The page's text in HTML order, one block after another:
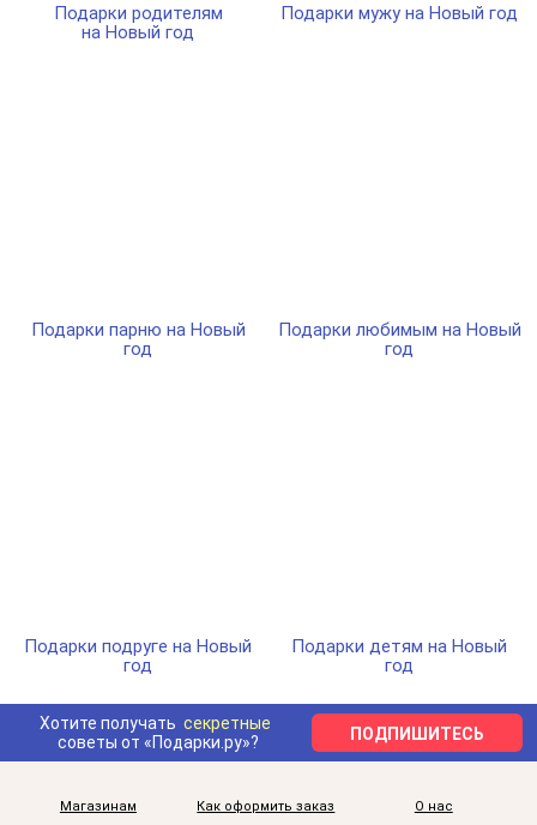
Подарки родителям
на Новый год
Подарки мужу на Новый год
Подарки парню на Новый
год
Подарки любимым на Новый
год
Подарки подруге на Новый
год
Подарки детям на Новый
год
Хотите получать секретные
советы от «Подарки.ру»?
ПОДПИШИТЕСЬ
Магазинам Как оформить заказ О нас